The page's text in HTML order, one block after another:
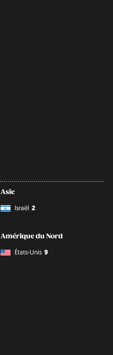
Asie
Israël 2
Amérique du Nord
États-Unis 9